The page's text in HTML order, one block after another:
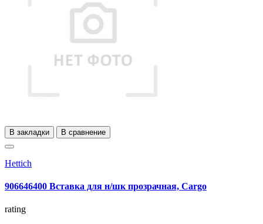
В закладки В сравнение
Hettich
906646400 Вставка для н/шк прозрачная, Cargo
rating